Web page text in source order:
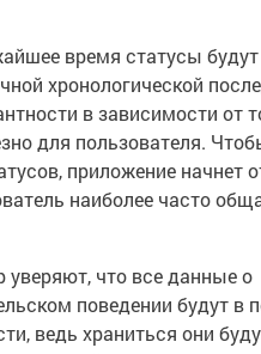
время статусы будут
хронологической
в зависимости от
для пользователя.
приложение начнет
наиболее часто
уверяют, что все данные о
поведении будут в
ведь храниться они